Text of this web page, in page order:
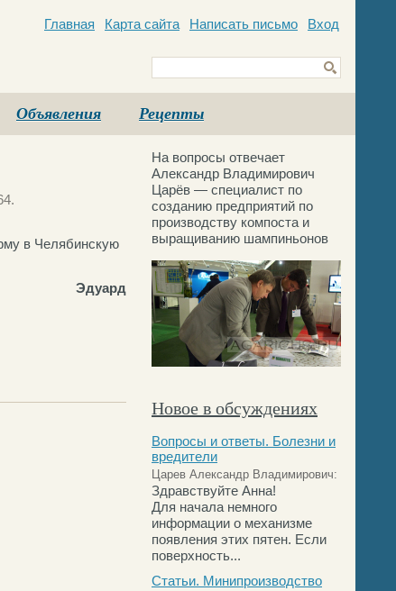
Главная Карта сайта Написать письмо Вход
Объявления Рецепты
в Челябинскую
Эдуард
На вопросы отвечает
Александр Владимирович
Царёв — специалист по
созданию предприятий по
производству компоста и
выращиванию шампиньонов
Новое в обсуждениях
Вопросы и ответы. Болезни и
вредители
Царев Александр Владимирович:
Здравствуйте Анна!
Для начала немного
информации о механизме
появления этих пятен. Если
поверхность...
Статьи. Минипроизводство